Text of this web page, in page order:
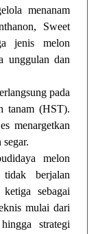
menanam
Sweet
jenis melon
unggulan dan
pada
tanam (HST).
menargetkan
melon
berjalan
sebagai
mulai dari
strategi